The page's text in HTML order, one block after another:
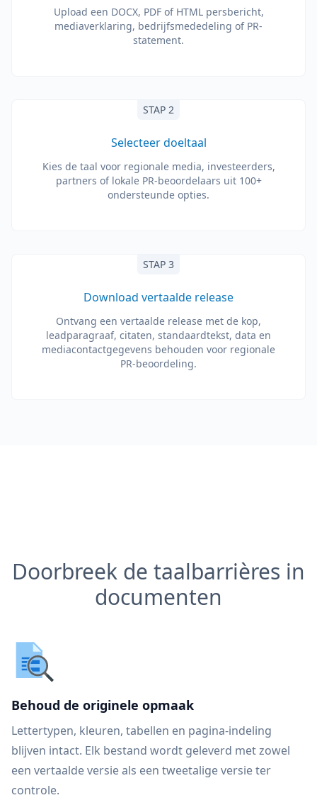
Upload een DOCX, PDF of HTML persbericht,
mediaverklaring, bedrijfsmededeling of PR-
statement.
STAP 2
Selecteer doeltaal
Kies de taal voor regionale media, investeerders,
partners of lokale PR-beoordelaars uit 100+
ondersteunde opties.
STAP 3
Download vertaalde release
Ontvang een vertaalde release met de kop,
leadparagraaf, citaten, standaardtekst, data en
mediacontactgegevens behouden voor regionale
PR-beoordeling.
Doorbreek de taalbarrières in
documenten
Behoud de originele opmaak
Lettertypen, kleuren, tabellen en pagina-indeling
blijven intact. Elk bestand wordt geleverd met zowel
een vertaalde versie als een tweetalige versie ter
controle.